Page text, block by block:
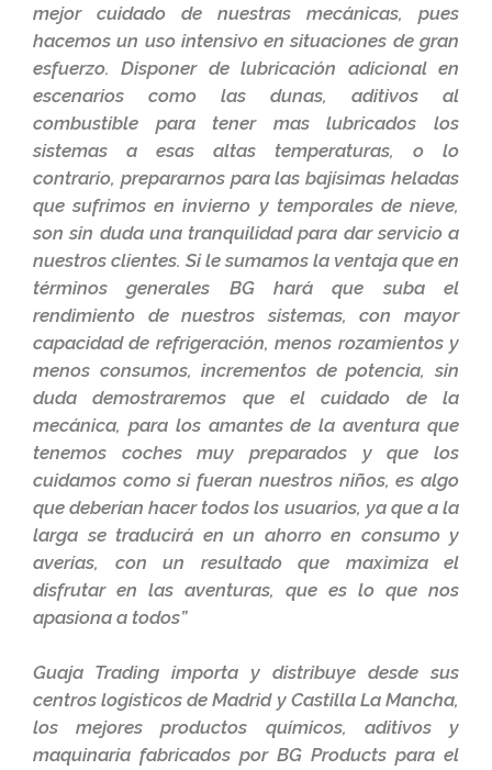
mejor cuidado de nuestras mecánicas, pues
hacemos un uso intensivo en situaciones de gran
esfuerzo. Disponer de lubricación adicional en
escenarios como las dunas, aditivos al
combustible para tener mas lubricados los
sistemas a esas altas temperaturas, o lo
contrario, prepararnos para las bajísimas heladas
que sufrimos en invierno y temporales de nieve,
son sin duda una tranquilidad para dar servicio a
nuestros clientes. Si le sumamos la ventaja que en
términos generales BG hará que suba el
rendimiento de nuestros sistemas, con mayor
capacidad de refrigeración, menos rozamientos y
menos consumos, incrementos de potencia, sin
duda demostraremos que el cuidado de la
mecánica, para los amantes de la aventura que
tenemos coches muy preparados y que los
cuidamos como si fueran nuestros niños, es algo
que deberían hacer todos los usuarios, ya que a la
larga se traducirá en un ahorro en consumo y
averías, con un resultado que maximiza el
disfrutar en las aventuras, que es lo que nos
apasiona a todos”
Guaja Trading importa y distribuye desde sus
centros logísticos de Madrid y Castilla La Mancha,
los mejores productos químicos, aditivos y
maquinaria fabricados por BG Products para el